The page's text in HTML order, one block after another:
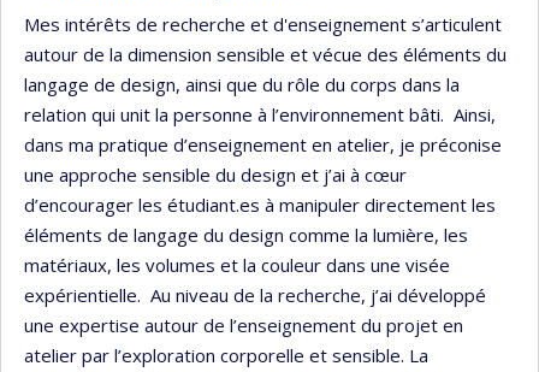
Mes intérêts de recherche et d'enseignement s’articulent
autour de la dimension sensible et vécue des éléments du
langage de design, ainsi que du rôle du corps dans la
relation qui unit la personne à l’environnement bâti. Ainsi,
dans ma pratique d’enseignement en atelier, je préconise
une approche sensible du design et j’ai à cœur
d’encourager les étudiant.es à manipuler directement les
éléments de langage du design comme la lumière, les
matériaux, les volumes et la couleur dans une visée
expérientielle. Au niveau de la recherche, j’ai développé
une expertise autour de l’enseignement du projet en
atelier par l’exploration corporelle et sensible. La